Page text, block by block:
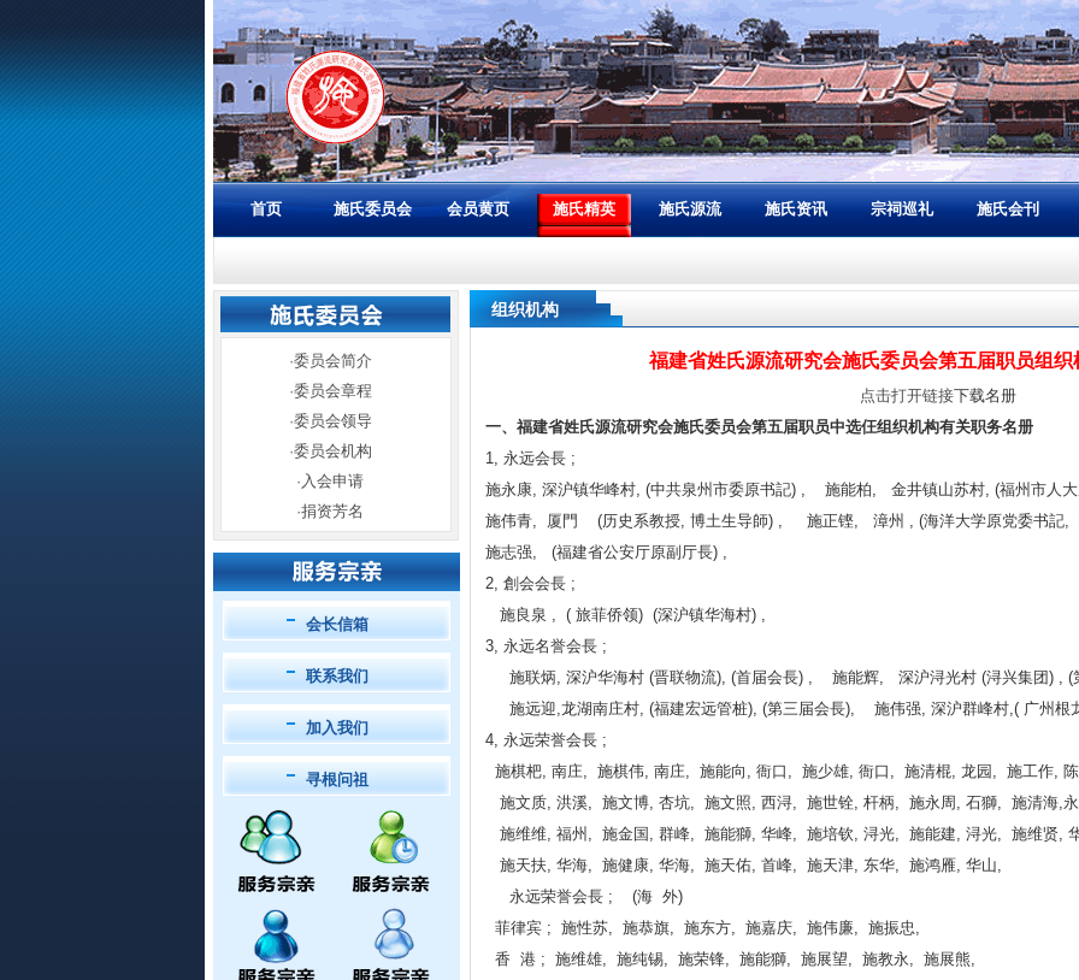
首页 施氏委员会 会员黄页 施氏精英 施氏源流 施氏资讯 宗祠巡礼 施氏会刊
·委员会简介
·委员会章程
·委员会领导
·委员会机构
· 入会申请
·捐资芳名
会长信箱
联系我们
加入我们
寻根问祖
组织机构
福建省姓氏源流研究会施氏委员会第五届职员组
点击打开链接下载名册
一、福建省姓氏源流研究会施氏委员会第五届职员中选仼组织机构有关职务名册
1, 永远会長 ;
施永康, 深沪镇华峰村, (中共泉州市委原书記) , 施能柏, 金井镇山苏村, (福州市人大
施伟青, 厦門 (历史系教授, 博土生导師) , 施正铿, 漳州 , (海洋大学原党委书記,
施志强, (福建省公安厅原副厅長) ,
2, 創会会長 ;
施良泉 , ( 旅菲侨领) (深沪镇华海村) ,
3, 永远名誉会長 ;
施联炳, 深沪华海村 (晋联物流), (首届会長) , 施能辉, 深沪浔光村 (浔兴集团) , (
施远迎,龙湖南庄村, (福建宏远管桩), (第三届会長), 施伟强, 深沪群峰村,( 广州根
4, 永远荣誉会長 ;
施棋杷, 南庄, 施棋伟, 南庄, 施能向, 衙口, 施少雄, 衙口, 施清棍, 龙园, 施工作,
施文质, 洪溪, 施文博, 杏坑, 施文照, 西浔, 施世铨, 杆柄, 施永周, 石獅, 施清海,
施维维, 福州, 施金国, 群峰, 施能獅, 华峰, 施培钦, 浔光, 施能建, 浔光, 施维贤,
施天扶, 华海, 施健康, 华海, 施天佑, 首峰, 施天津, 东华, 施鸿雁, 华山,
永远荣誉会長 ; (海 外)
菲律宾 ; 施性苏, 施恭旗, 施东方, 施嘉庆, 施伟廉, 施振忠,
香 港 ; 施维雄, 施纯锡, 施荣锋, 施能獅, 施展望, 施教永, 施展熊,